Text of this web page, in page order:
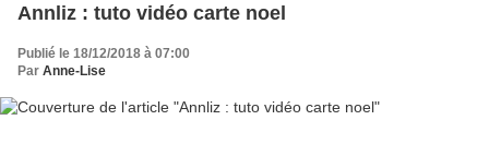
Annliz : tuto vidéo carte noel
Publié le 18/12/2018 à 07:00
Par Anne-Lise